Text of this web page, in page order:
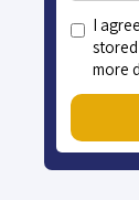
I
more